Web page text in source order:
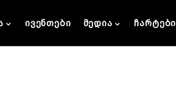
ივენთები მედია ჩარტები